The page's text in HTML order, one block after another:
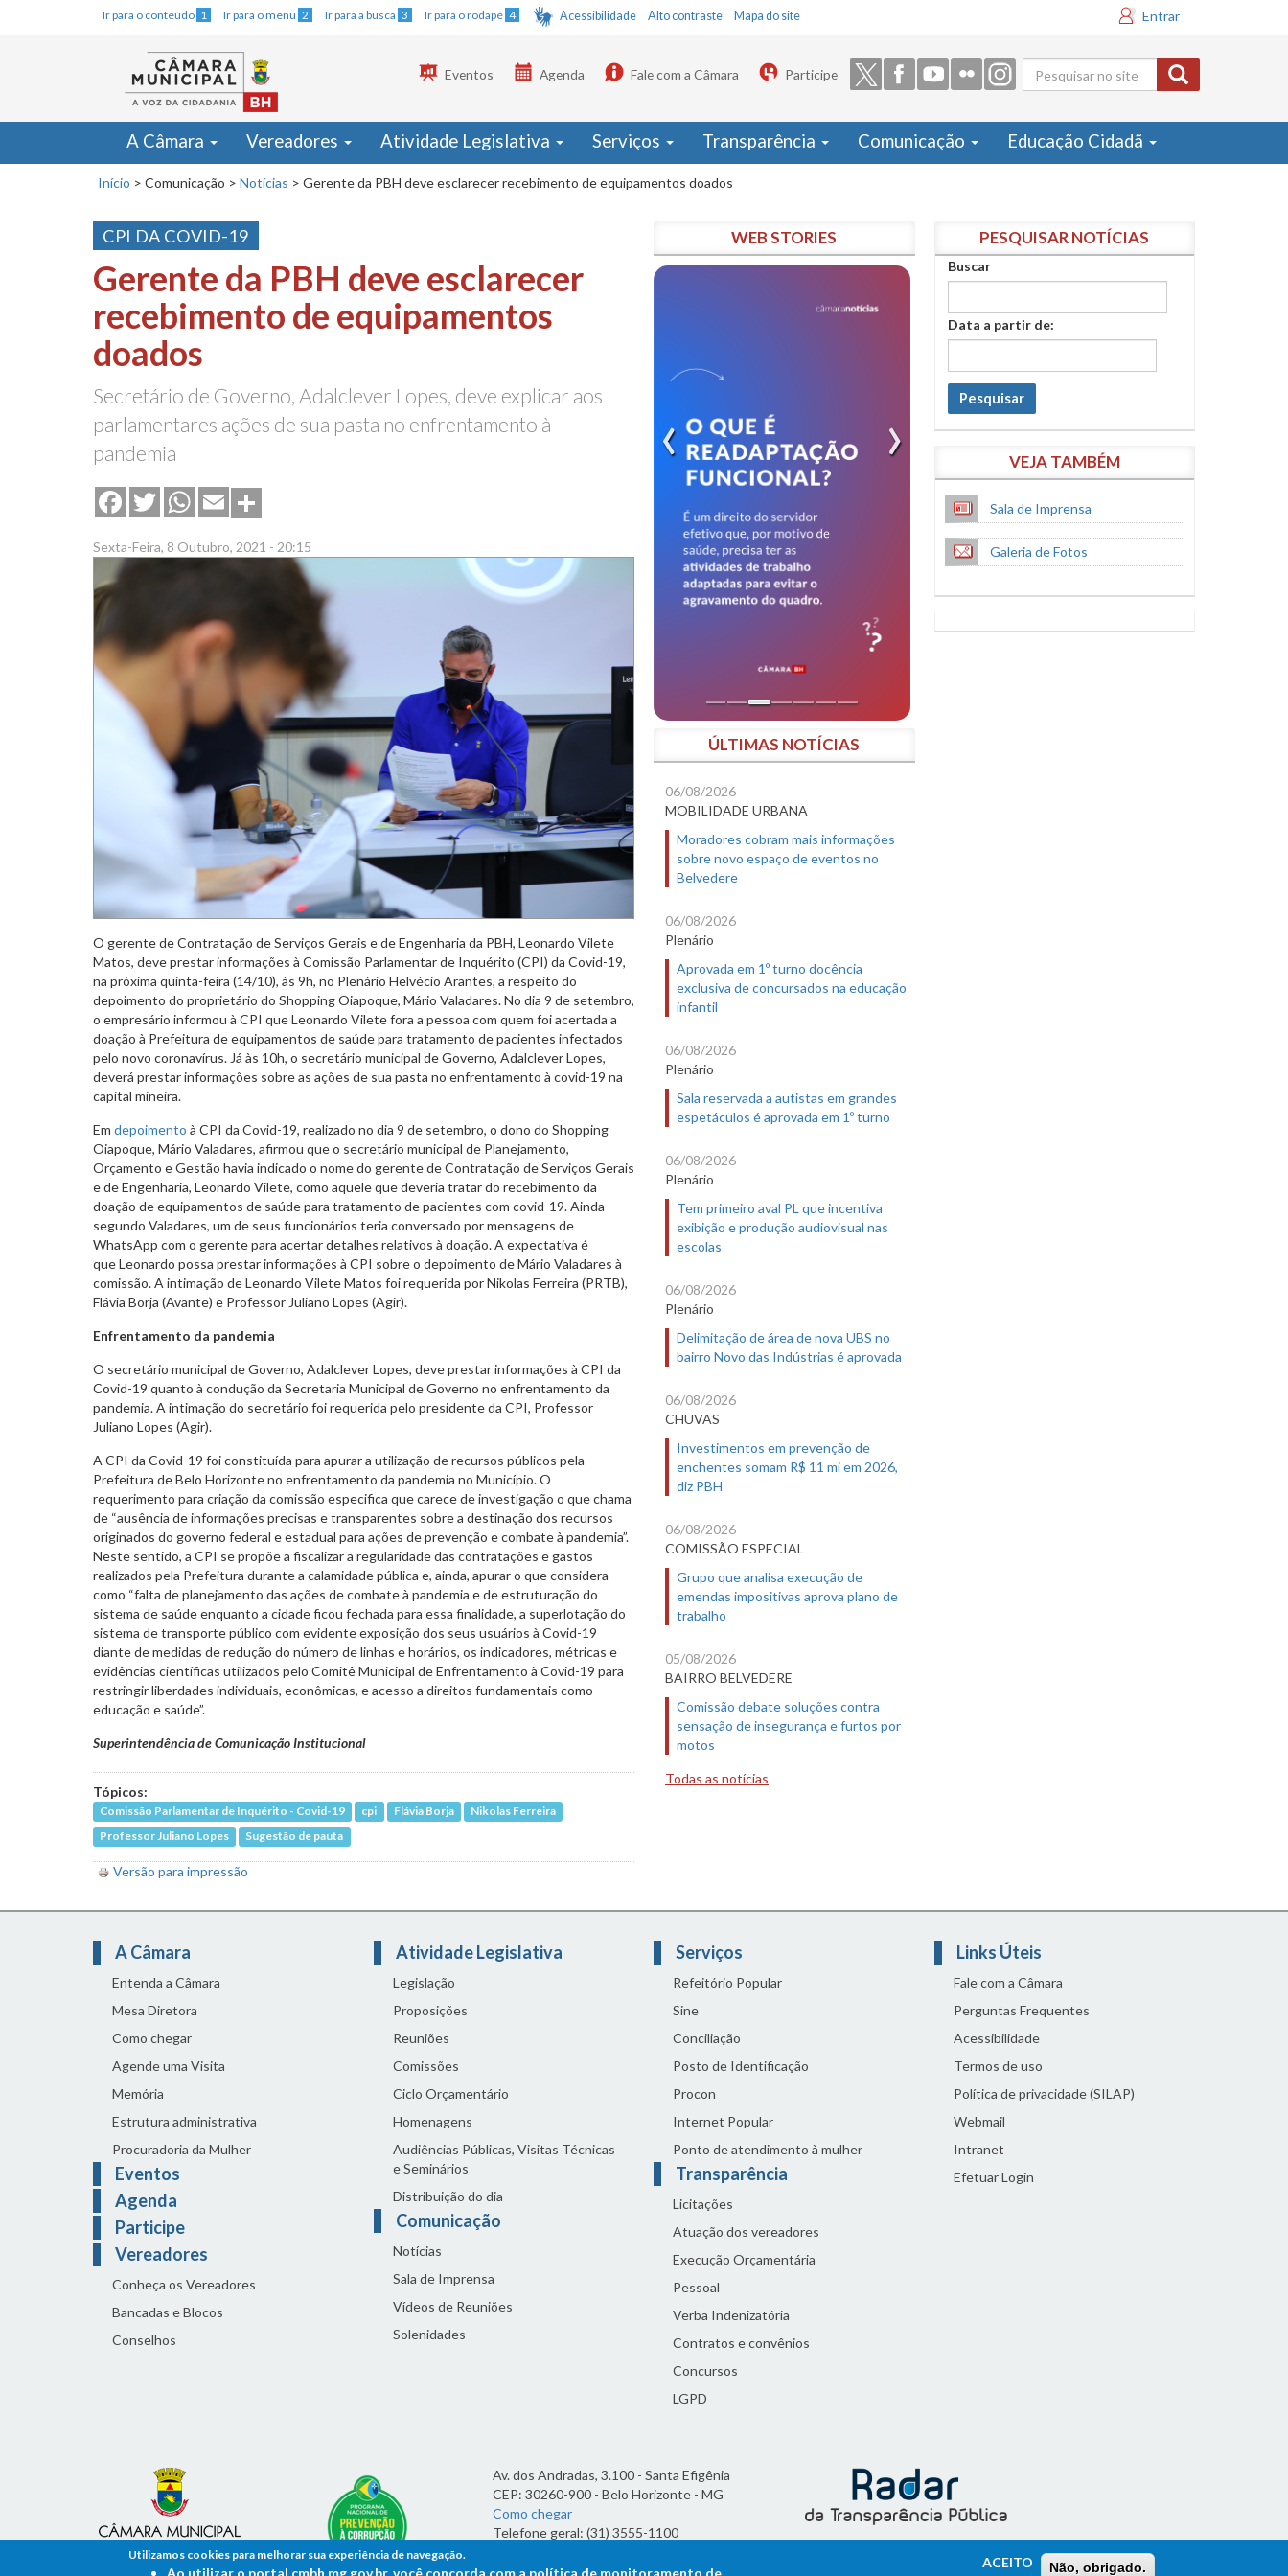
Ir para o conteúdo 1 Ir para o menu 2 Ir para a busca 3 Ir para o rodapé 4 Acessibilidade Alto contraste Mapa do site Entrar
Formulário
de busca
Eventos Agenda Fale com a Câmara Participe
A Câmara Vereadores Atividade Legislativa Serviços Transparência Comunicação Educação Cidadã
Início > Comunicação > Notícias > Gerente da PBH deve esclarecer recebimento de equipamentos doados
CPI DA COVID-19
Gerente da PBH deve esclarecer
recebimento de equipamentos
doados
Secretário de Governo, Adalclever Lopes, deve explicar aos
parlamentares ações de sua pasta no enfrentamento à
pandemia
FacebookTwitterWhatsApp
Email
Sexta-Feira, 8 Outubro, 2021 - 20:15
O gerente de Contratação de Serviços Gerais e de Engenharia da PBH, Leonardo Vilete
Matos, deve prestar informações à Comissão Parlamentar de Inquérito (CPI) da Covid-19,
na próxima quinta-feira (14/10), às 9h, no Plenário Helvécio Arantes, a respeito do
depoimento do proprietário do Shopping Oiapoque, Mário Valadares. No dia 9 de setembro,
o empresário informou à CPI que Leonardo Vilete fora a pessoa com quem foi acertada a
doação à Prefeitura de equipamentos de saúde para tratamento de pacientes infectados
pelo novo coronavírus. Já às 10h, o secretário municipal de Governo, Adalclever Lopes,
deverá prestar informações sobre as ações de sua pasta no enfrentamento à covid-19 na
capital mineira.
Em depoimento à CPI da Covid-19, realizado no dia 9 de setembro, o dono do Shopping
Oiapoque, Mário Valadares, afirmou que o secretário municipal de Planejamento,
Orçamento e Gestão havia indicado o nome do gerente de Contratação de Serviços Gerais
e de Engenharia, Leonardo Vilete, como aquele que deveria tratar do recebimento da
doação de equipamentos de saúde para tratamento de pacientes com covid-19. Ainda
segundo Valadares, um de seus funcionários teria conversado por mensagens de
WhatsApp com o gerente para acertar detalhes relativos à doação. A expectativa é
que Leonardo possa prestar informações à CPI sobre o depoimento de Mário Valadares à
comissão. A intimação de Leonardo Vilete Matos foi requerida por Nikolas Ferreira (PRTB),
Flávia Borja (Avante) e Professor Juliano Lopes (Agir).
Enfrentamento da pandemia
O secretário municipal de Governo, Adalclever Lopes, deve prestar informações à CPI da
Covid-19 quanto à condução da Secretaria Municipal de Governo no enfrentamento da
pandemia. A intimação do secretário foi requerida pelo presidente da CPI, Professor
Juliano Lopes (Agir).
A CPI da Covid-19 foi constituída para apurar a utilização de recursos públicos pela
Prefeitura de Belo Horizonte no enfrentamento da pandemia no Município. O
requerimento para criação da comissão especifica que carece de investigação o que chama
de “ausência de informações precisas e transparentes sobre a destinação dos recursos
originados do governo federal e estadual para ações de prevenção e combate à pandemia”.
Neste sentido, a CPI se propõe a fiscalizar a regularidade das contratações e gastos
realizados pela Prefeitura durante a calamidade pública e, ainda, apurar o que considera
como “falta de planejamento das ações de combate à pandemia e de estruturação do
sistema de saúde enquanto a cidade ficou fechada para essa finalidade, a superlotação do
sistema de transporte público com evidente exposição dos seus usuários à Covid-19
diante de medidas de redução do número de linhas e horários, os indicadores, métricas e
evidências científicas utilizados pelo Comitê Municipal de Enfrentamento à Covid-19 para
restringir liberdades individuais, econômicas, e acesso a direitos fundamentais como
educação e saúde”.
Superintendência de Comunicação Institucional
Tópicos:
Comissão Parlamentar de Inquérito - Covid-19 cpi Flávia Borja
Nikolas Ferreira
Professor Juliano Lopes
Sugestão de pauta
Versão para impressão
WEB STORIES
ÚLTIMAS NOTÍCIAS
06/08/2026
MOBILIDADE URBANA
Moradores cobram mais informações
sobre novo espaço de eventos no
Belvedere
06/08/2026
Plenário
Aprovada em 1º turno docência
exclusiva de concursados na educação
infantil
06/08/2026
Plenário
Sala reservada a autistas em grandes
espetáculos é aprovada em 1º turno
06/08/2026
Plenário
Tem primeiro aval PL que incentiva
exibição e produção audiovisual nas
escolas
06/08/2026
Plenário
Delimitação de área de nova UBS no
bairro Novo das Indústrias é aprovada
06/08/2026
CHUVAS
Investimentos em prevenção de
enchentes somam R$ 11 mi em 2026,
diz PBH
06/08/2026
COMISSÃO ESPECIAL
Grupo que analisa execução de
emendas impositivas aprova plano de
trabalho
05/08/2026
BAIRRO BELVEDERE
Comissão debate soluções contra
sensação de insegurança e furtos por
motos
Todas as notícias
PESQUISAR NOTÍCIAS
Buscar
Data a partir de:
Pesquisar
VEJA TAMBÉM
Sala de Imprensa
Galeria de Fotos
A Câmara
Entenda a Câmara
Mesa Diretora
Como chegar
Agende uma Visita
Memória
Estrutura administrativa
Procuradoria da Mulher
Eventos
Agenda
Participe
Vereadores
Conheça os Vereadores
Bancadas e Blocos
Conselhos
Atividade Legislativa
Legislação
Proposições
Reuniões
Comissões
Ciclo Orçamentário
Homenagens
Audiências Públicas, Visitas Técnicas
e Seminários
Distribuição do dia
Comunicação
Notícias
Sala de Imprensa
Vídeos de Reuniões
Solenidades
Serviços
Refeitório Popular
Sine
Conciliação
Posto de Identificação
Procon
Internet Popular
Ponto de atendimento à mulher
Transparência
Licitações
Atuação dos vereadores
Execução Orçamentária
Pessoal
Verba Indenizatória
Contratos e convênios
Concursos
LGPD
Links Úteis
Fale com a Câmara
Perguntas Frequentes
Acessibilidade
Termos de uso
Política de privacidade (SILAP)
Webmail
Intranet
Efetuar Login
Av. dos Andradas, 3.100 - Santa Efigênia
CEP: 30260-900 - Belo Horizonte - MG
Como chegar
Telefone geral: (31) 3555-1100
7h às 19h
Utilizamos cookies para melhorar sua experiência de navegação.
Ao utilizar o portal cmbh.mg.gov.br, você concorda com a política de monitoramento de
ACEITO Não, obrigado.